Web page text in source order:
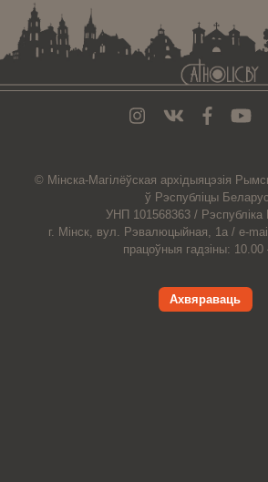
© Мiнска-Магiлёўская архiдыяцэзiя
ў Рэспубліцы
УНП 101568363 / Рэспубліка
г. Мінск, вул. Рэвалюцыйная, 1а / e-
працоўныя гадзіны: 10.00
Ахвяраваць